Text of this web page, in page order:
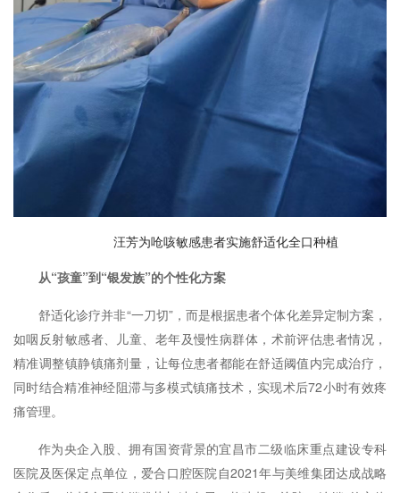
汪芳为呛咳敏感患者实施舒适化全口种植
从“孩童”到“银发族”的个性化方案
舒适化诊疗并非“一刀切”，而是根据患者个体化差异定制方案，
如咽反射敏感者、儿童、老年及慢性病群体，术前评估患者情况，
精准调整镇静镇痛剂量，让每位患者都能在舒适阈值内完成治疗，
同时结合精准神经阻滞与多模式镇痛技术，实现术后72小时有效疼
痛管理。
作为央企入股、拥有国资背景的宜昌市二级临床重点建设专科
医院及医保定点单位，爱合口腔医院自2021年与美维集团达成战略